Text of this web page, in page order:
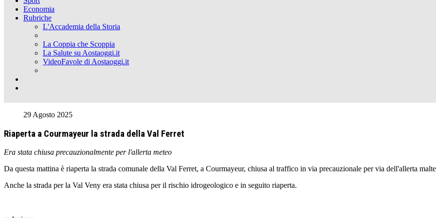
Economia
Rubriche
L'Accademia della Storia
La Coppia che Scoppia
La Salute su Aostaoggi.it
VideoFavole di Aostaoggi.it
29 Agosto 2025
Riaperta a Courmayeur la strada della Val Ferret
Era stata chiusa precauzionalmente per l'allerta meteo
Da questa mattina è riaperta la strada comunale della Val Ferret, a Courmayeur, chiusa al traffico in via precauzionale per via dell'allerta
Anche la strada per la Val Veny era stata chiusa per il rischio idrogeologico e in seguito riaperta.